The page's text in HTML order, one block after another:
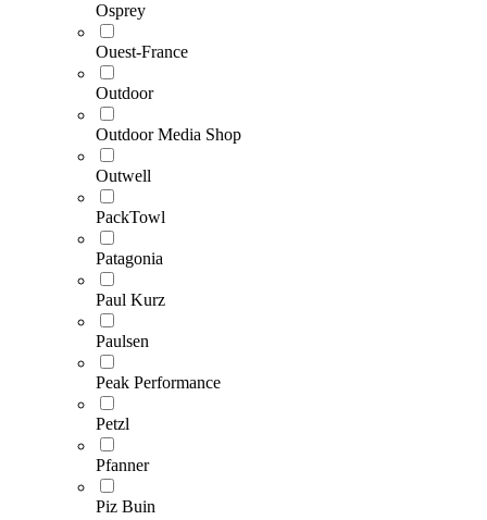
Osprey
Ouest-France
Outdoor
Outdoor Media Shop
Outwell
PackTowl
Patagonia
Paul Kurz
Paulsen
Peak Performance
Petzl
Pfanner
Piz Buin